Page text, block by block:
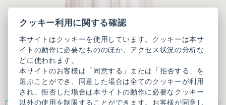
クッキー利用に関する確認
本サイトはクッキーを使用しています。クッキーは本サ
イトの動作に必要なもののほか、アクセス状況の分析な
どに使われます。
本サイトのお客様は「同意する」または「拒否する」を
選ぶことができ、同意した場合は全てのクッキーが利用
され、拒否した場合は本サイトの動作に必要なクッキー
以外の使用を制限することができます。お客様が同意し